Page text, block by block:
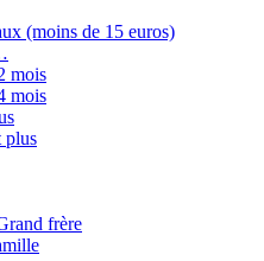
(moins de 15 euros)
mois
mois
plus
frère